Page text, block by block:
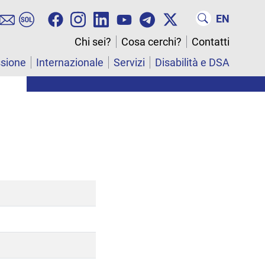
EN
Chi sei?
Cosa cerchi?
Contatti
Internazionale Servizi Disabilità e DSA